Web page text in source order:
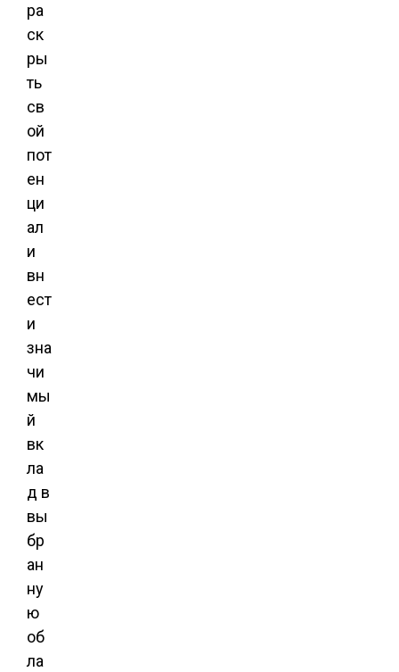
ра
ск
ры
ть
св
ой
пот
ен
ци
ал
и
вн
ест
и
зна
чи
мы
й
вк
ла
д в
вы
бр
ан
ну
ю
об
ла